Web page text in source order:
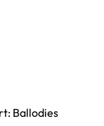
Ballodies